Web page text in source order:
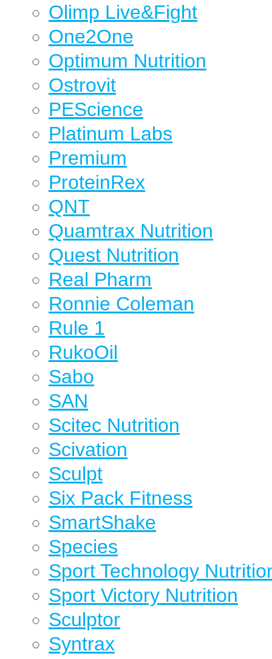
Olimp Live&Fight
One2One
Optimum Nutrition
Ostrovit
PEScience
Platinum Labs
Premium
ProteinRex
QNT
Quamtrax Nutrition
Quest Nutrition
Real Pharm
Ronnie Coleman
Rule 1
RukoOil
Sabo
SAN
Scitec Nutrition
Scivation
Sculpt
Six Pack Fitness
SmartShake
Species
Sport Technology
Sport Victory Nutrition
Sculptor
Syntrax